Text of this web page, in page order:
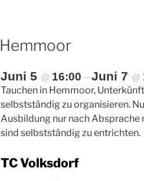
Hemmoor
Juni 5 @ 16:00 – Juni 7 @
Tauchen in Hemmoor,
selbstständig zu organisieren.
Ausbildung nur nach
sind selbstständig zu entrichten.
TC Volksdorf